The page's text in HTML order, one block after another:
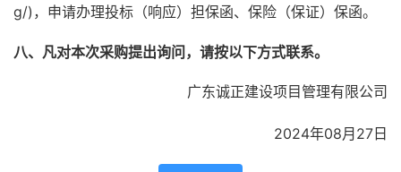
g/)，申请办理投标（响应）担保函、保险（保证）保函。
八、凡对本次采购提出询问，请按以下方式联系。
广东诚正建设项目管理有限公司
2024年08月27日